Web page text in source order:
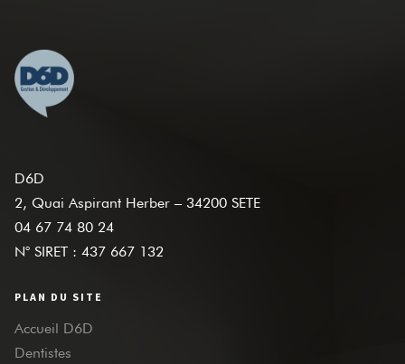
D6D
2, Quai Aspirant Herber – 34200 SETE
04 67 74 80 24
N° SIRET : 437 667 132
PLAN DU SITE
Accueil D6D
Dentistes